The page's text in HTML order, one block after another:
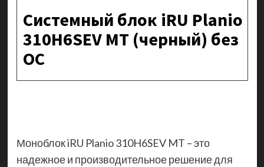
Системный блок iRU Planio
310H6SEV MT (черный) без
ОС
Моноблок iRU Planio 310H6SEV MT – это
надежное и производительное решение для